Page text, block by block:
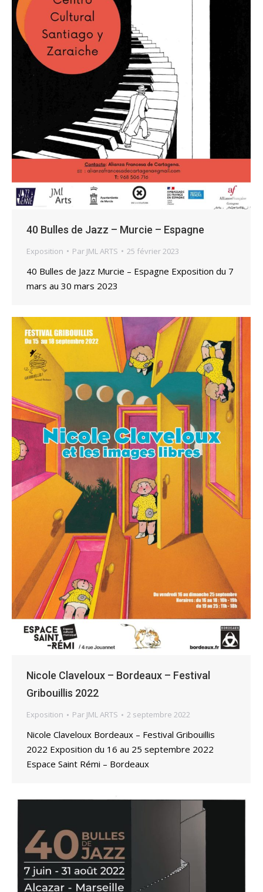
40 Bulles de Jazz – Murcie – Espagne
Exposition Par JML ARTS 25 février 2023
40 Bulles de Jazz Murcie – Espagne Exposition du 7
mars au 30 mars 2023
Nicole Claveloux – Bordeaux – Festival
Gribouillis 2022
Exposition Par JML ARTS 2 septembre 2022
Nicole Claveloux Bordeaux – Festival Gribouillis
2022 Exposition du 16 au 25 septembre 2022
Espace Saint Rémi – Bordeaux